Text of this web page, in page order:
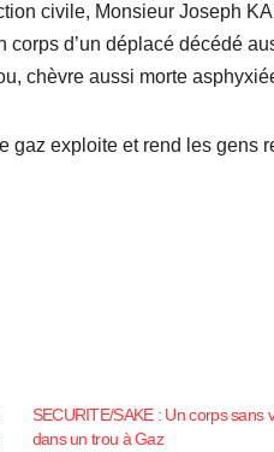
civile, Monsieur Joseph
corps d’un déplacé décédé
chèvre aussi morte
gaz exploite et rend les gens
SECURITE/SAKE : Un corps sans
dans un trou à Gaz